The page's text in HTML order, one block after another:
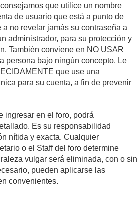
que utilice un nombre
de usuario que está a punto de
a no revelar jamás su contraseña a
administrador, para su protección y
También conviene en NO USAR
persona bajo ningún concepto. Le
que use una
para su cuenta, a fin de prevenir
ingresar en el foro, podrá
Es su responsabilidad
nítida y exacta. Cualquier
o el Staff del foro determine
vulgar será eliminada, con o sin
pueden aplicarse las
convenientes.